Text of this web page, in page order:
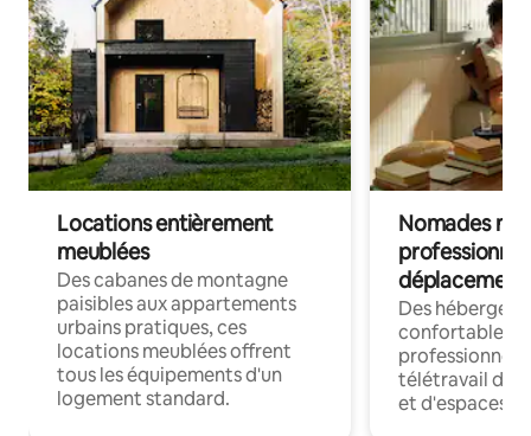
Locations entièrement
meublées
Des cabanes de montagne
paisibles aux appartements
urbains pratiques, ces
locations meublées offrent
tous les équipements d'un
logement standard.
Nomades
déplacement
Des
confortables
professionnels
télétravail
et d'espaces